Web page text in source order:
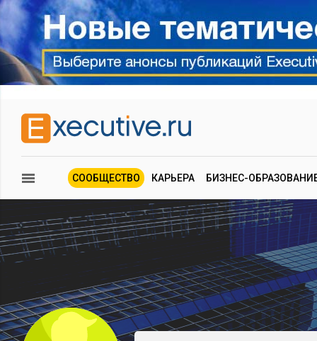
СООБЩЕСТВО КАРЬЕРА БИЗНЕС-